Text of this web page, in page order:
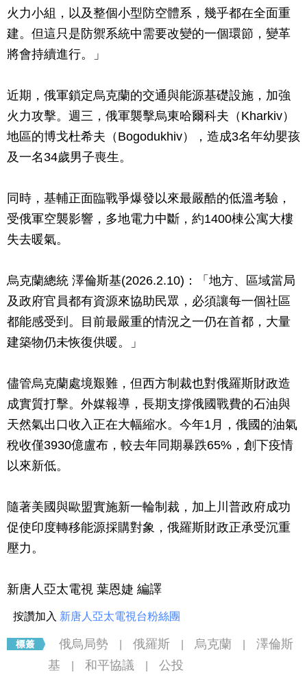
火力小組，以及整個小型防空體系，幾乎都在全面重
建。但這只是防禦系統中需要改變的一個環節，變革
將會持續進行。」
近期，俄軍鎖定烏克蘭的交通與能源基礎設施，加強
火力攻擊。週三，俄軍襲擊烏東哈爾科夫（Kharkiv）
地區的博戈杜希夫（Bogodukhiv），造成3名年幼嬰孩
及一名34歲男子喪生。
同時，基輔正面臨戰爭爆發以來最嚴酷的低溫考驗，
受俄軍空襲影響，多地電力中斷，約1400棟公寓大樓
失去暖氣。
烏克蘭總統 澤倫斯基(2026.2.10)：「地方、區域當局
及政府官員都有資源來協助民眾，必須讓每一個社區
都能感受到。目前最嚴重的情況之一仍在首都，大量
建築物仍未恢復供暖。」
儘管烏克蘭處境艱難，但西方制裁也對俄羅斯財政造
成實質打擊。外媒報導，長期支撐俄國戰費的石油與
天然氣出口收入正在大幅縮水。今年1月，俄國的油氣
稅收僅3930億盧布，較去年同期暴跌65%，創下疫情
以來新低。
隨著美國與歐盟實施新一輪制裁，加上川普政府成功
促使印度轉移能源採購對象，俄羅斯財政正承受沉重
壓力。
新唐人亞太電視 葉恩婕 編譯
按讚加入 新唐人亞太電視台粉絲團
俄烏局勢 俄羅斯 烏克蘭
澤倫斯
基
和平協議 公投